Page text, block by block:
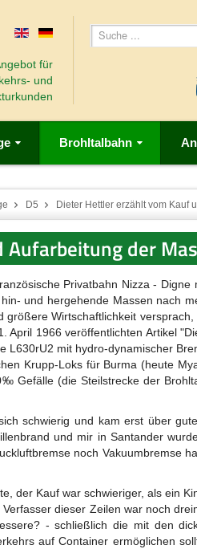
für
und
Brohltalbahn
D5 Dieter Hettler erzählt vom Kauf
der
Privatbahn Nizza -
und hergehende Massen nach
Wirtschaftlichkeit
1966 veröffentlichten Artikel
L630rU2 mit hydro-dynamischer
Krupp-Loks für Burma (heute
Gefälle (die Steilstrecke der
schwierig und kam erst über
und mir in Santander
noch Vakuumbremse
der Kauf war schwieriger, als ein
dieser Zeilen war noch
- schließlich die mit den
auf Container ermöglichen